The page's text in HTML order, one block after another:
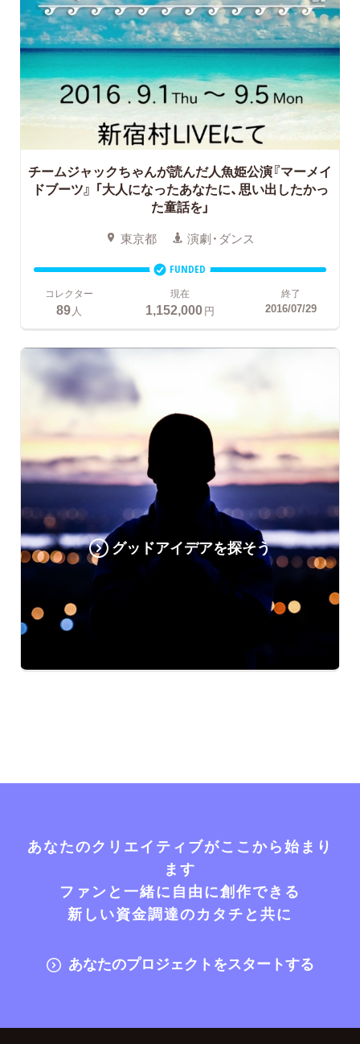
チームジャックちゃんが読んだ人魚姫公演『マーメイ
ドブーツ』 「大人になったあなたに、思い出したかっ
た童話を」
東京都 演劇・ダンス
FUNDED
コレクター
89 人
現在
1,152,000円
終了
2016/07/29
グッドアイデアを探そう
あなたのクリエイティブがここから始まり
ます
ファンと一緒に自由に創作できる
新しい資金調達のカタチと共に
あなたのプロジェクトをスタートする